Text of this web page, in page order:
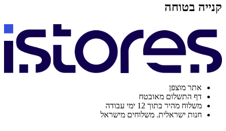
קנייה בטוחה
אתר מוצפן
דף התשלום מאובטח
משלוח מהיר בתוך 12 ימי עבודה
חנות ישראלית. משלוחים מישראל